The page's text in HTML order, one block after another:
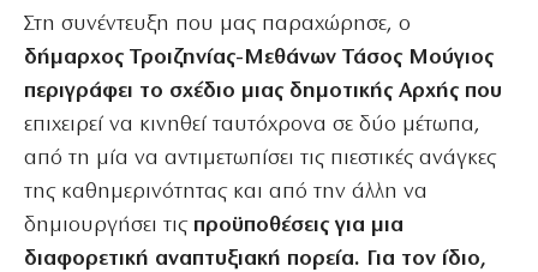
Στη συνέντευξη που μας παραχώρησε, ο
δήμαρχος Τροιζηνίας-Μεθάνων Τάσος Μούγιος
περιγράφει το σχέδιο μιας δημοτικής Αρχής που
επιχειρεί να κινηθεί ταυτόχρονα σε δύο μέτωπα,
από τη μία να αντιμετωπίσει τις πιεστικές ανάγκες
της καθημερινότητας και από την άλλη να
δημιουργήσει τιςπροϋποθέσεις για μια
διαφορετική αναπτυξιακή πορεία. Για τον ίδιο,